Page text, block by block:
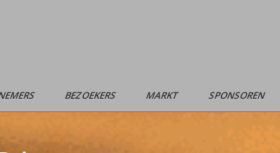
BEZOEKERS MARKT SPONSOREN